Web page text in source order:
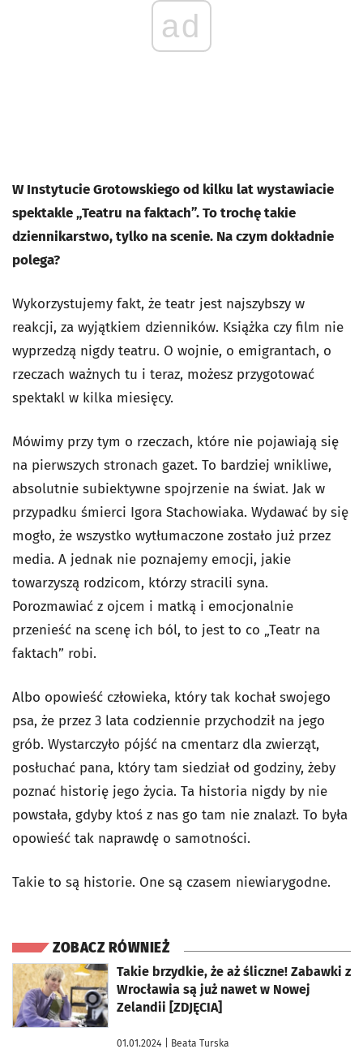
ad
W Instytucie Grotowskiego od kilku lat wystawiacie
spektakle „Teatru na faktach”. To trochę takie
dziennikarstwo, tylko na scenie. Na czym dokładnie
polega?
Wykorzystujemy fakt, że teatr jest najszybszy w
reakcji, za wyjątkiem dzienników. Książka czy film nie
wyprzedzą nigdy teatru. O wojnie, o emigrantach, o
rzeczach ważnych tu i teraz, możesz przygotować
spektakl w kilka miesięcy.
Mówimy przy tym o rzeczach, które nie pojawiają się
na pierwszych stronach gazet. To bardziej wnikliwe,
absolutnie subiektywne spojrzenie na świat. Jak w
przypadku śmierci Igora Stachowiaka. Wydawać by się
mogło, że wszystko wytłumaczone zostało już przez
media. A jednak nie poznajemy emocji, jakie
towarzyszą rodzicom, którzy stracili syna.
Porozmawiać z ojcem i matką i emocjonalnie
przenieść na scenę ich ból, to jest to co „Teatr na
faktach” robi.
Albo opowieść człowieka, który tak kochał swojego
psa, że przez 3 lata codziennie przychodził na jego
grób. Wystarczyło pójść na cmentarz dla zwierząt,
posłuchać pana, który tam siedział od godziny, żeby
poznać historię jego życia. Ta historia nigdy by nie
powstała, gdyby ktoś z nas go tam nie znalazł. To była
opowieść tak naprawdę o samotności.
Takie to są historie. One są czasem niewiarygodne.
ZOBACZ RÓWNIEŻ
Takie brzydkie, że aż śliczne! Zabawki z
Wrocławia są już nawet w Nowej
Zelandii [ZDJĘCIA]
01.01.2024 | Beata Turska
otworzy się w nowej karcie